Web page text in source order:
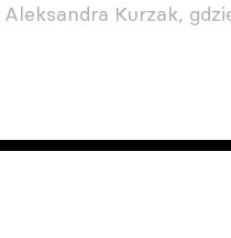
Kurzak,